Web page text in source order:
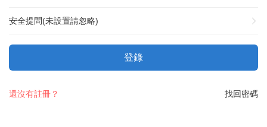
安全提問(未設置請忽略)
登錄
找回密碼
還沒有註冊？